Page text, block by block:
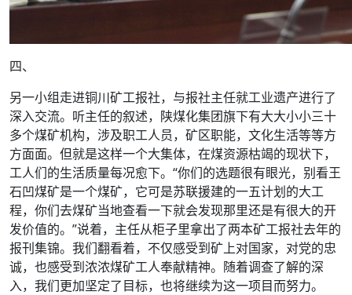
四、
另一小组走进铜川矿工报社，与报社主任就工业遗产进行了
深入交流。听主任的叙述，陕煤化集团旗下有大大小小三十
多个煤矿机构，涉及职工人员，矿区职能，文化生活等等方
方面面。但就是这样一个大集体，在煤资源枯竭的现状下，
工人们的生活质量每况愈下。“你们的选题很有眼光，别看王
石凹煤矿是一个煤矿，它可是苏联援建的一五计划的大工
程，你们去煤矿当地查看一下就会发现那里还是有很大的开
发价值的。”说着，主任从柜子里拿出了两本矿工报社去年的
报刊集锦。我们翻看着，不仅感受到矿上对国家，对党的忠
诚，也感受到浓浓煤矿工人奉献精神。随着调查了解的深
入，我们更加坚定了目标，也将继续为这一项目而努力。